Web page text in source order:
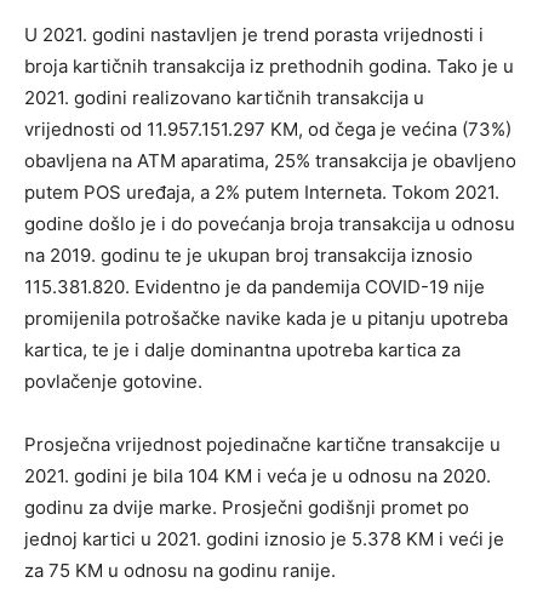
U 2021. godini nastavljen je trend porasta vrijednosti i
broja kartičnih transakcija iz prethodnih godina. Tako je u
2021. godini realizovano kartičnih transakcija u
vrijednosti od 11.957.151.297 KM, od čega je većina (73%)
obavljena na ATM aparatima, 25% transakcija je obavljeno
putem POS uređaja, a 2% putem Interneta. Tokom 2021.
godine došlo je i do povećanja broja transakcija u odnosu
na 2019. godinu te je ukupan broj transakcija iznosio
115.381.820. Evidentno je da pandemija COVID-19 nije
promijenila potrošačke navike kada je u pitanju upotreba
kartica, te je i dalje dominantna upotreba kartica za
povlačenje gotovine.
Prosječna vrijednost pojedinačne kartične transakcije u
2021. godini je bila 104 KM i veća je u odnosu na 2020.
godinu za dvije marke. Prosječni godišnji promet po
jednoj kartici u 2021. godini iznosio je 5.378 KM i veći je
za 75 KM u odnosu na godinu ranije.